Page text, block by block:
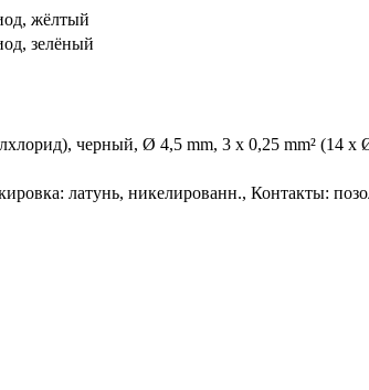
жёлтый
зелёный
черный, Ø 4,5 mm, 3 x 0,25 mm² (14 x
латунь, никелированн., Контакты: